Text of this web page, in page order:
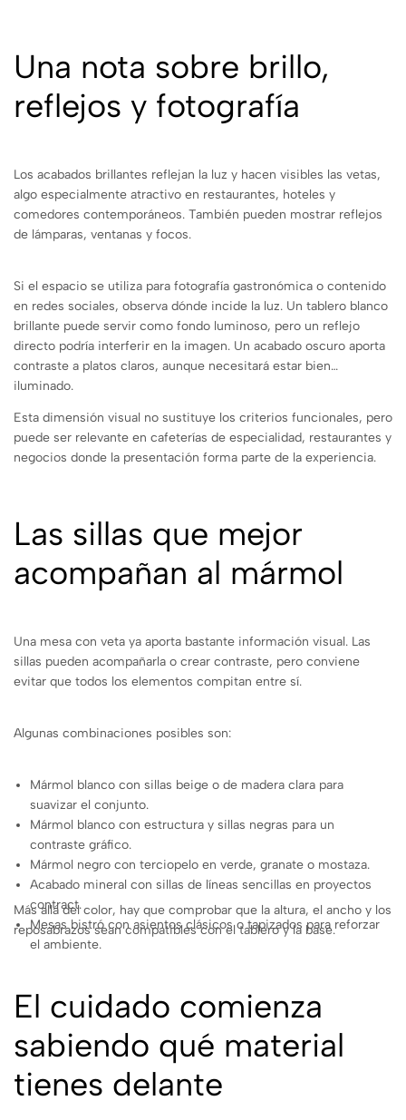
Una nota sobre brillo,
reflejos y fotografía
Los acabados brillantes reflejan la luz y hacen visibles las vetas,
algo especialmente atractivo en restaurantes, hoteles y
comedores contemporáneos. También pueden mostrar reflejos
de lámparas, ventanas y focos.
Si el espacio se utiliza para fotografía gastronómica o contenido
en redes sociales, observa dónde incide la luz. Un tablero blanco
brillante puede servir como fondo luminoso, pero un reflejo
directo podría interferir en la imagen. Un acabado oscuro aporta
contraste a platos claros, aunque necesitará estar bien
iluminado.
Esta dimensión visual no sustituye los criterios funcionales, pero
puede ser relevante en cafeterías de especialidad, restaurantes y
negocios donde la presentación forma parte de la experiencia.
Las sillas que mejor
acompañan al mármol
Una mesa con veta ya aporta bastante información visual. Las
sillas pueden acompañarla o crear contraste, pero conviene
evitar que todos los elementos compitan entre sí.
Algunas combinaciones posibles son:
Mármol blanco con sillas beige o de madera clara para
suavizar el conjunto.
Mármol blanco con estructura y sillas negras para un
contraste gráfico.
Mármol negro con terciopelo en verde, granate o mostaza.
Acabado mineral con sillas de líneas sencillas en proyectos
contract.
Mesas bistró con asientos clásicos o tapizados para reforzar
el ambiente.
Más allá del color, hay que comprobar que la altura, el ancho y los
reposabrazos sean compatibles con el tablero y la base.
El cuidado comienza
sabiendo qué material
tienes delante